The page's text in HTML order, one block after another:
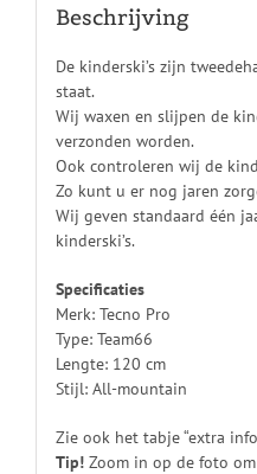
Beschrijving
De kinderski’s zijn
staat.
Wij waxen en slijpen de
verzonden worden.
Ook controleren wij de
Zo kunt u er nog jaren
Wij geven standaard één
kinderski’s.
Specificaties
Merk: Tecno Pro
Type: Team66
Lengte: 120 cm
Stijl: All-mountain
Zie ook het tabje “extra
Tip!Zoom in op de foto om